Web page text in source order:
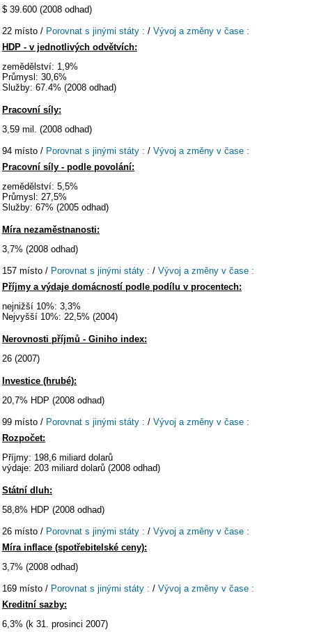
$ 39.600 (2008 odhad)
22 místo / Porovnat s jinými státy : / Vývoj a změny v čase :
HDP - v jednotlivých odvětvích:
zemědělství: 1,9%
Průmysl: 30,6%
Služby: 67.4% (2008 odhad)
Pracovní síly:
3,59 mil. (2008 odhad)
94 místo / Porovnat s jinými státy : / Vývoj a změny v čase :
Pracovní síly - podle povolání:
zemědělství: 5,5%
Průmysl: 27,5%
Služby: 67% (2005 odhad)
Míra nezaměstnanosti:
3,7% (2008 odhad)
157 místo / Porovnat s jinými státy : / Vývoj a změny v čase :
Příjmy a výdaje domácností podle podílu v procentech:
nejnižší 10%: 3,3%
Nejvyšší 10%: 22,5% (2004)
Nerovnosti příjmů - Giniho index:
26 (2007)
Investice (hrubé):
20,7% HDP (2008 odhad)
99 místo / Porovnat s jinými státy : / Vývoj a změny v čase :
Rozpočet:
Příjmy: 198,6 miliard dolarů
výdaje: 203 miliard dolarů (2008 odhad)
Státní dluh:
58,8% HDP (2008 odhad)
26 místo / Porovnat s jinými státy : / Vývoj a změny v čase :
Míra inflace (spotřebitelské ceny):
3,7% (2008 odhad)
169 místo / Porovnat s jinými státy : / Vývoj a změny v čase :
Kreditní sazby:
6,3% (k 31. prosinci 2007)